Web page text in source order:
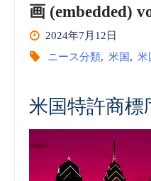
画 (embedded)
2024年7月12日
ニース分類, 米国, 米
米国特許商標